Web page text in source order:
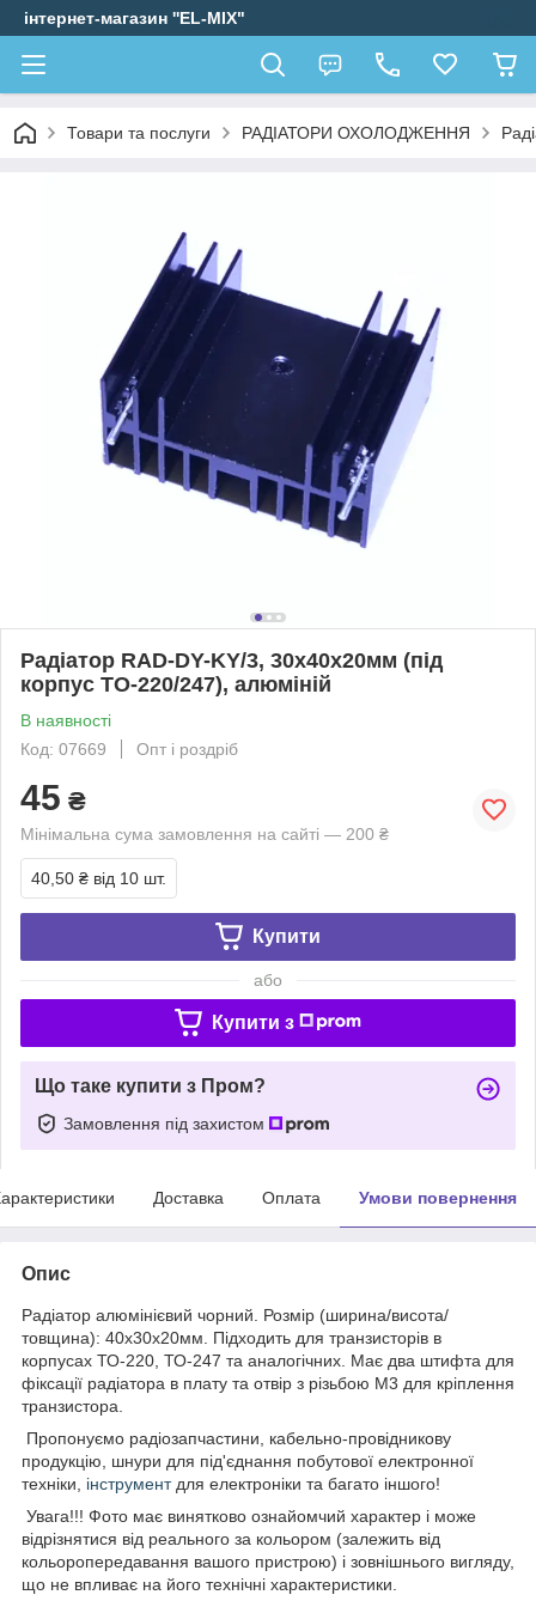
інтернет-магазин ''EL-MIX"
Товари та послуги РАДІАТОРИ ОХОЛОДЖЕННЯ
Радіатор RAD-DY-KY/3, 30х40х20мм (під
корпус ТО-220/247), алюміній
В наявності
Код: 07669
Опт і роздріб
45 ₴
Мінімальна сума замовлення на сайті — 200 ₴
40,50 ₴ від 10 шт.
Купити
або
Купити з
Що таке купити з Пром?
Замовлення під захистом
Доставка Оплата Умови повернення
Опис
Радіатор алюмінієвий чорний. Розмір (ширина/висота/
товщина): 40х30х20мм. Підходить для транзисторів в
корпусах ТО-220, ТО-247 та аналогічних. Має два штифта для
фіксації радіатора в плату та отвір з різьбою М3 для кріплення
транзистора.
Пропонуємо радіозапчастини, кабельно-провідникову
продукцію, шнури для під'єднання побутової електронної
техніки, інструментдля електроніки та багато іншого!
Увага!!! Фото має винятково ознайомчий характер і може
відрізнятися від реального за кольором (залежить від
кольоропередавання вашого пристрою) і зовнішнього вигляду,
що не впливає на його технічні характеристики.